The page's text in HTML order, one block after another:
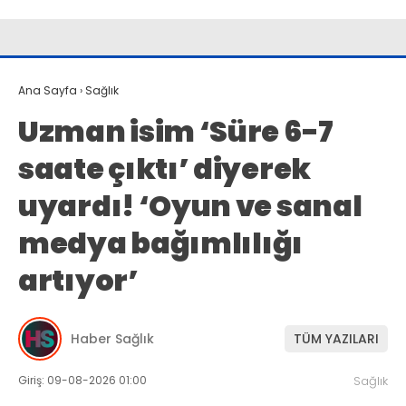
Ana Sayfa › Sağlık
Uzman isim ‘Süre 6-7
saate çıktı’ diyerek
uyardı! ‘Oyun ve sanal
medya bağımlılığı
artıyor’
Haber Sağlık TÜM YAZILARI
Giriş: 09-08-2026 01:00 Sağlık